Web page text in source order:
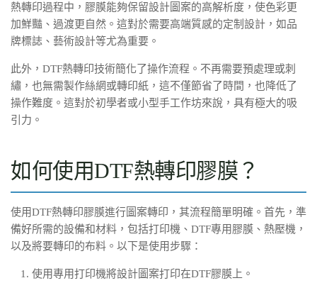
熱轉印過程中，膠膜能夠保留設計圖案的高解析度，使色彩更
加鮮豔、過渡更自然。這對於需要高端質感的定制設計，如品
牌標誌、藝術設計等尤為重要。
此外，DTF熱轉印技術簡化了操作流程。不再需要預處理或刺
繡，也無需製作絲網或轉印紙，這不僅節省了時間，也降低了
操作難度。這對於初學者或小型手工作坊來說，具有極大的吸
引力。
如何使用DTF熱轉印膠膜？
使用DTF熱轉印膠膜進行圖案轉印，其流程簡單明確。首先，準
備好所需的設備和材料，包括打印機、DTF專用膠膜、熱壓機，
以及將要轉印的布料。以下是使用步驟：
使用專用打印機將設計圖案打印在DTF膠膜上。